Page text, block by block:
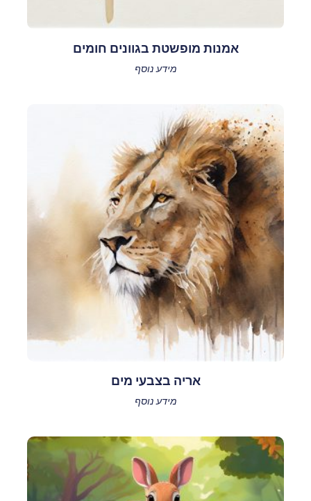
אמנות מופשטת בגוונים חומים
מידע נוסף
אריה בצבעי מים
מידע נוסף